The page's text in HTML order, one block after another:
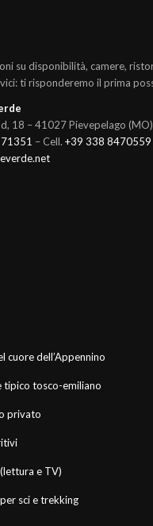
su disponibilità, camere,
ti risponderemo il prima
18 – 41027 Pievepelago (MO)
– Cell. +39 338 8470559
cuore dell’Appennino
tipico tosco-emiliano
privato
e TV)
sci e trekking